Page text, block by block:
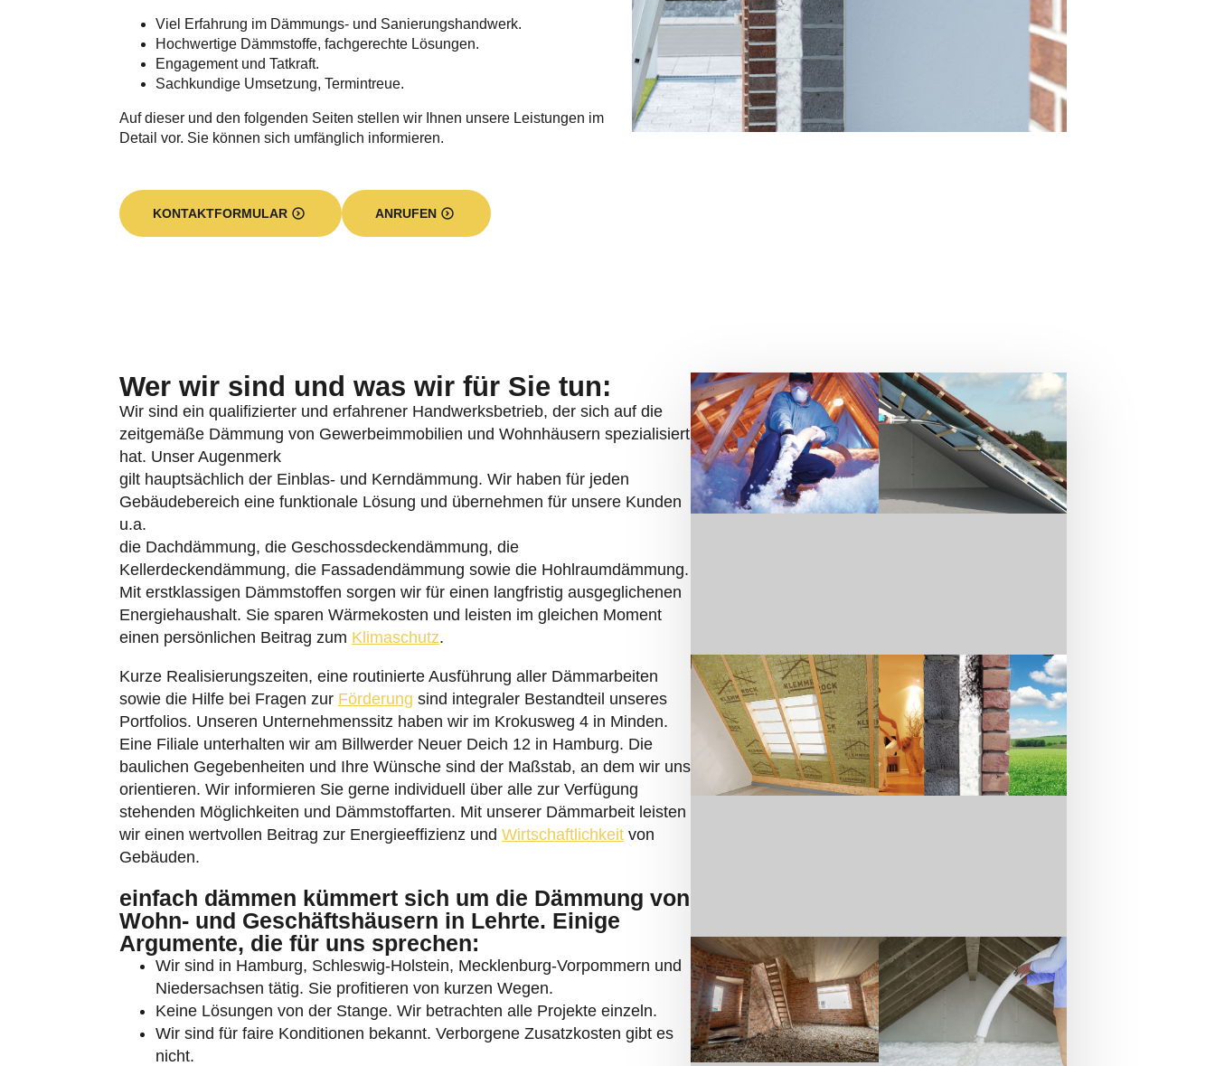
Viel Erfahrung im Dämmungs- und Sanierungshandwerk.
Hochwertige Dämmstoffe, fachgerechte Lösungen.
Engagement und Tatkraft.
Sachkundige Umsetzung, Termintreue.
Auf dieser und den folgenden Seiten stellen wir Ihnen unsere Leistungen im
Detail vor. Sie können sich umfänglich informieren.
KONTAKTFORMULAR ANRUFEN
Wer wir sind und was wir für Sie tun:
Wir sind ein qualifizierter und erfahrener Handwerksbetrieb, der sich auf die
zeitgemäße Dämmung von Gewerbeimmobilien und Wohnhäusern spezialisiert
hat. Unser Augenmerk
gilt hauptsächlich der Einblas- und Kerndämmung. Wir haben für jeden
Gebäudebereich eine funktionale Lösung und übernehmen für unsere Kunden
u.a.
die Dachdämmung, die Geschossdeckendämmung, die
Kellerdeckendämmung, die Fassadendämmung sowie die Hohlraumdämmung.
Mit erstklassigen Dämmstoffen sorgen wir für einen langfristig ausgeglichenen
Energiehaushalt. Sie sparen Wärmekosten und leisten im gleichen Moment
einen persönlichen Beitrag zum Klimaschutz.
Kurze Realisierungszeiten, eine routinierte Ausführung aller Dämmarbeiten
sowie die Hilfe bei Fragen zur Förderung sind integraler Bestandteil unseres
Portfolios. Unseren Unternehmenssitz haben wir im Krokusweg 4 in Minden.
Eine Filiale unterhalten wir am Billwerder Neuer Deich 12 in Hamburg. Die
baulichen Gegebenheiten und Ihre Wünsche sind der Maßstab, an dem wir uns
orientieren. Wir informieren Sie gerne individuell über alle zur Verfügung
stehenden Möglichkeiten und Dämmstoffarten. Mit unserer Dämmarbeit leisten
wir einen wertvollen Beitrag zur Energieeffizienz und Wirtschaftlichkeit von
Gebäuden.
einfach dämmen kümmert sich um die Dämmung von
Wohn- und Geschäftshäusern in Lehrte. Einige
Argumente, die für uns sprechen:
Wir sind in Hamburg, Schleswig-Holstein, Mecklenburg-Vorpommern und
Niedersachsen tätig. Sie profitieren von kurzen Wegen.
Keine Lösungen von der Stange. Wir betrachten alle Projekte einzeln.
Wir sind für faire Konditionen bekannt. Verborgene Zusatzkosten gibt es
nicht.